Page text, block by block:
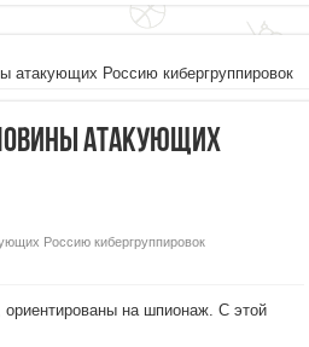
атакующих Россию кибергруппировок
атакующих
Россию кибергруппировок
ориентированы на шпионаж. С этой